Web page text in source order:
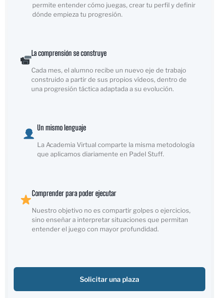
permite entender cómo juegas, crear tu perfil y definir
dónde empieza tu progresión.
La comprensión se construye
Cada mes, el alumno recibe un nuevo eje de trabajo
construido a partir de sus propios vídeos, dentro de
una progresión táctica adaptada a su evolución.
Un mismo lenguaje
La Academia Virtual comparte la misma metodología
que aplicamos diariamente en Padel Stuff.
Comprender para poder ejecutar
Nuestro objetivo no es compartir golpes o ejercicios,
sino enseñar a interpretar situaciones que permitan
entender el juego con mayor profundidad.
Solicitar una plaza